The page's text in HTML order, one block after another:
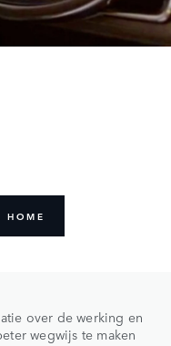
HOME
over de werking en
wegwijs te maken